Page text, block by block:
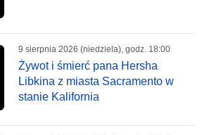
9 sierpnia 2026 (niedziela), godz. 18:00
Żywot i śmierć pana Hersha
Libkina z miasta Sacramento w
stanie Kalifornia